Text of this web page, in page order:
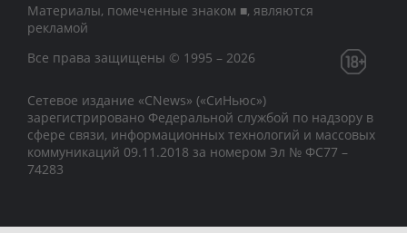
Материалы, помеченные знаком ■, являются
рекламой
Все права защищены © 1995 – 2026
Сетевое издание «CNews» («СиНьюс»)
зарегистрировано Федеральной службой по надзору в
сфере связи, информационных технологий и массовых
коммуникаций 09.11.2018 за номером Эл № ФС77 –
74283